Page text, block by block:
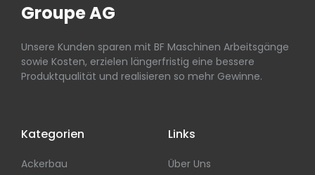
Groupe AG
Unsere Kunden sparen mit BF Maschinen Arbeitsgänge
sowie Kosten, erzielen längerfristig eine bessere
Produktqualität und realisieren so mehr Gewinne.
Kategorien
Ackerbau
Links
Über Uns